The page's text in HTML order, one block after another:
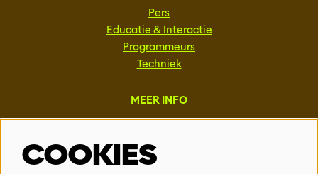
Pers
Educatie & Interactie
Programmeurs
Techniek
MEER INFO
Vacatures
Events & Partnerships
COOKIES